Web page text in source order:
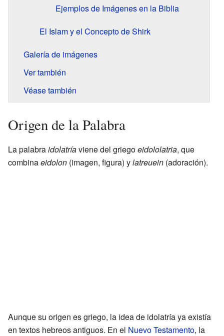
Ejemplos de Imágenes en la Biblia
El Islam y el Concepto de Shirk
Galería de imágenes
Ver también
Véase también
Origen de la Palabra
La palabraidolatríaviene del griegoeidololatria, que
combinaeidolon (imagen, figura) ylatreuein (adoración).
Aunque su origen es griego, la idea de idolatría ya existía
en textos hebreos antiguos. En el Nuevo Testamento, la